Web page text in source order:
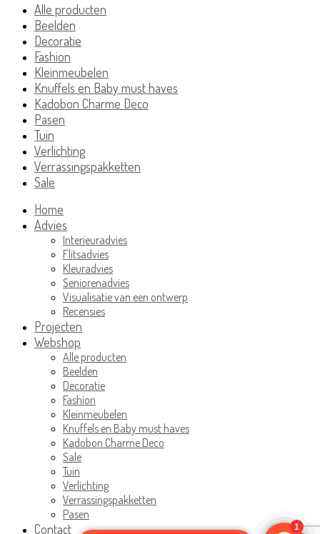
Alle producten
Beelden
Decoratie
Fashion
Kleinmeubelen
Knuffels en Baby must haves
Kadobon Charme Deco
Pasen
Tuin
Verlichting
Verrassingspakketten
Sale
Home
Advies
Interieuradvies
Flitsadvies
Kleuradvies
Seniorenadvies
Visualisatie van een ontwerp
Recensies
Projecten
Webshop
Alle producten
Beelden
Decoratie
Fashion
Kleinmeubelen
Knuffels en Baby must haves
Kadobon Charme Deco
Sale
Tuin
Verlichting
Verrassingspakketten
Pasen
Contact